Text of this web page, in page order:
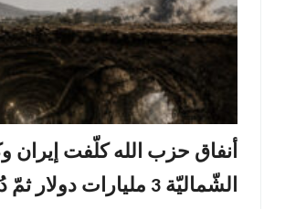
أنفاق حزب الله كلّفت إيران
الشّماليّة 3 مليارات